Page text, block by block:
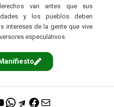
van antes que sus
y los pueblos deben
intereses de la gente que vive
especulativos.